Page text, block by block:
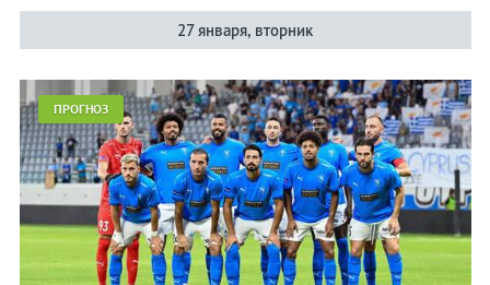
27 января, вторник
ПРОГНОЗ